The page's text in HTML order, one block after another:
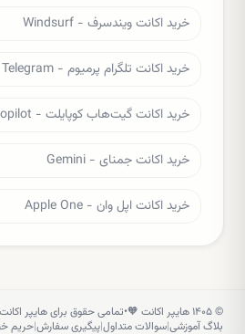
خرید اکانت ویندسرف - Windsurf
خرید اکانت تلگرام پرمیوم - Telegram
خرید اکانت گیت‌هاب کوپایلت - Github Copilot
خرید اکانت جمنای - Gemini
خرید اکانت اپل وان - Apple One
©۱۴۰۵هایپر اکانت 🧡•تمامی حقوق برای هایپر
بلاگ آموزشی|سوالات متداول|پیگیری سفارش|حریم